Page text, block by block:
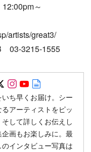
～
artists/great3/
03-3215-1555
Follow on SNS
Follow on SNS
Follow on
ち早くお届け。シー
アーティストをピッ
して詳しくお伝えし
画もお楽しみに。最
インタビュー写真は